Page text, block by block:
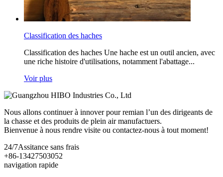
Classification des haches
Classification des haches Une hache est un outil ancien, avec
une riche histoire d'utilisations, notamment l'abattage...
Voir plus
Nous allons continuer à innover pour remian l’un des dirigeants de
la chasse et des produits de plein air manufactuers.
Bienvenue à nous rendre visite ou contactez-nous à tout moment!
24/7Assitance sans frais
+86-13427503052
navigation rapide